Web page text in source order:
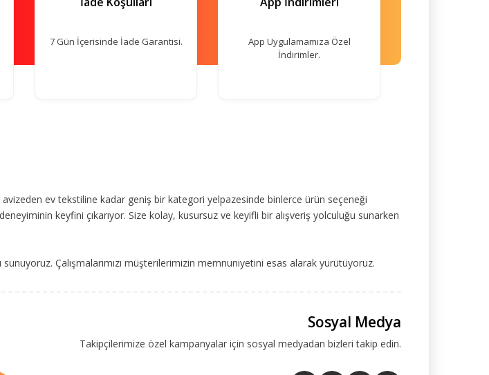
7 Gün İçerisinde İade Garantisi.
App Uygulamamıza Özel
İndirimler.
ev tekstiline kadar geniş bir kategori yelpazesinde binlerce ürün seçeneği
keyfini çıkarıyor. Size kolay, kusursuz ve keyifli bir alışveriş yolculuğu sunarken
Çalışmalarımızı müşterilerimizin memnuniyetini esas alarak yürütüyoruz.
Sosyal Medya
Takipçilerimize özel kampanyalar için sosyal medyadan bizleri takip edin.